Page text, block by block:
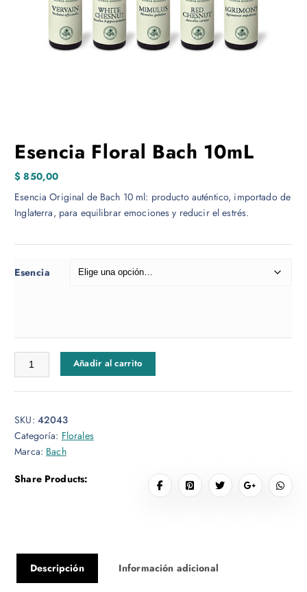
Esencia Floral Bach 10mL
$ 850,00
Esencia Original de Bach 10 ml: producto auténtico, importado de
Inglaterra, para equilibrar emociones y reducir el estrés.
Esencia
Esencia Floral Bach 10mL cantidad
Añadir al carrito
SKU: 42043
Categoría: Florales
Marca: Bach
Share Products:
Descripción Información adicional